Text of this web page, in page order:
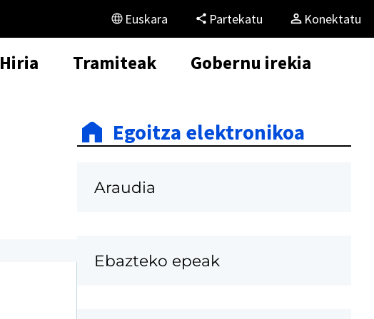
Euskara Partekatu Konektatu
Hiria Tramiteak Gobernu irekia
Egoitza elektronikoa
Araudia
Ebazteko epeak